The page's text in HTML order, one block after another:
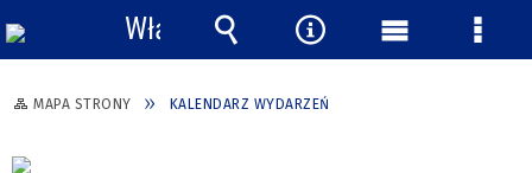
MAPA STRONY KALENDARZ WYDARZEŃ
Włącz
powiadomienia
Wyszukiwarka
Narzędzia
Menu Menu